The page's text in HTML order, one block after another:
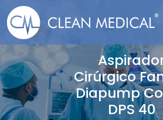
Cirúrgico
Diapump
DPS 40